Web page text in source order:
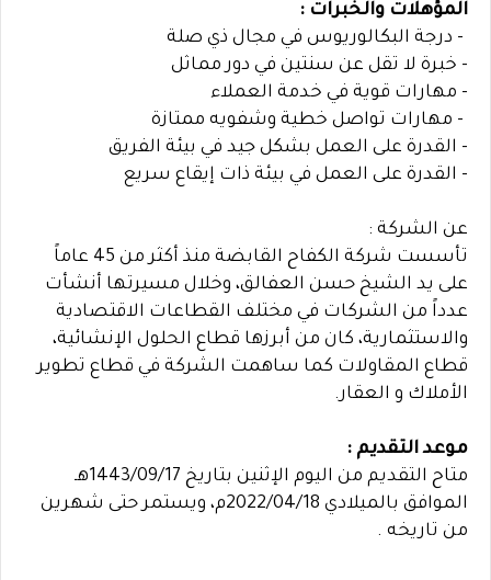
المؤهلات والخبرات :
- درجة البكالوريوس في مجال ذي صلة
- خبرة لا تقل عن سنتين في دور مماثل
- مهارات قوية في خدمة العملاء
- مهارات تواصل خطية وشفويه ممتازة
- القدرة على العمل بشكل جيد في بيئة الفريق
- القدرة على العمل في بيئة ذات إيقاع سريع
عن الشركة :
تأسست شركة الكفاح القابضة منذ أكثر من 45 عاماً
على يد الشيخ حسن العفالق، وخلال مسيرتها أنشأت
عدداً من الشركات في مختلف القطاعات الاقتصادية
والاستثمارية، كان من أبرزها قطاع الحلول الإنشائية،
قطاع المقاولات كما ساهمت الشركة في قطاع تطوير
الأملاك و العقار.
موعد التقديم :
متاح التقديم من اليوم الإثنين بتاريخ 1443/09/17هـ
الموافق بالميلادي 2022/04/18م، ويستمر حتى شهرين
من تاريخه .